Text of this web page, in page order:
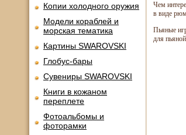
Копии холодного оружия
Модели кораблей и
морская тематика
Картины SWAROVSKI
Глобус-бары
Сувениры SWAROVSKI
Книги в кожаном
переплете
Фотоальбомы и
фоторамки
Чем
в виде
Пьяные
для